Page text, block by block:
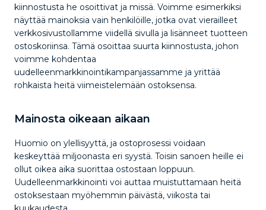
kiinnostusta he osoittivat ja missä. Voimme esimerkiksi
näyttää mainoksia vain henkilöille, jotka ovat vierailleet
verkkosivustollamme viidellä sivulla ja lisänneet tuotteen
ostoskoriinsa. Tämä osoittaa suurta kiinnostusta, johon
voimme kohdentaa
uudelleenmarkkinointikampanjassamme ja yrittää
rohkaista heitä viimeistelemään ostoksensa.
Mainosta oikeaan aikaan
Huomio on ylellisyyttä, ja ostoprosessi voidaan
keskeyttää miljoonasta eri syystä. Toisin sanoen heille ei
ollut oikea aika suorittaa ostostaan loppuun.
Uudelleenmarkkinointi voi auttaa muistuttamaan heitä
ostoksestaan myöhemmin päivästä, viikosta tai